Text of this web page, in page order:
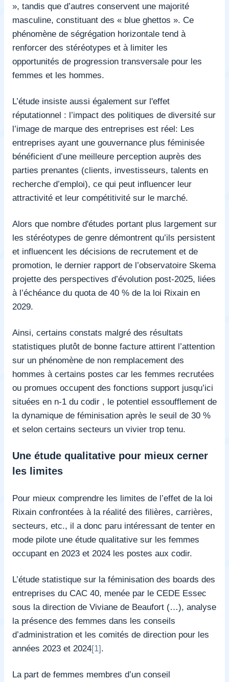
», tandis que d’autres conservent une majorité
masculine, constituant des « blue ghettos ». Ce
phénomène de ségrégation horizontale tend à
renforcer des stéréotypes et à limiter les
opportunités de progression transversale pour les
femmes et les hommes.
L’étude insiste aussi également sur l'effet
réputationnel : l’impact des politiques de diversité sur
l’image de marque des entreprises est réel: Les
entreprises ayant une gouvernance plus féminisée
bénéficient d’une meilleure perception auprès des
parties prenantes (clients, investisseurs, talents en
recherche d’emploi), ce qui peut influencer leur
attractivité et leur compétitivité sur le marché.
Alors que nombre d'études portant plus largement sur
les stéréotypes de genre démontrent qu’ils persistent
et influencent les décisions de recrutement et de
promotion, le dernier rapport de l’observatoire Skema
projette des perspectives d’évolution post-2025, liées
à l’échéance du quota de 40 % de la loi Rixain en
2029.
Ainsi, certains constats malgré des résultats
statistiques plutôt de bonne facture attirent l’attention
sur un phénomène de non remplacement des
hommes à certains postes car les femmes recrutées
ou promues occupent des fonctions support jusqu’ici
situées en n-1 du codir , le potentiel essoufflement de
la dynamique de féminisation après le seuil de 30 %
et selon certains secteurs un vivier trop tenu.
Une étude qualitative pour mieux cerner
les limites
Pour mieux comprendre les limites de l’effet de la loi
Rixain confrontées à la réalité des filières, carrières,
secteurs, etc., il a donc paru intéressant de tenter en
mode pilote une étude qualitative sur les femmes
occupant en 2023 et 2024 les postes aux codir.
L’étude statistique sur la féminisation des boards des
entreprises du CAC 40, menée par le CEDE Essec
sous la direction de Viviane de Beaufort (…), analyse
la présence des femmes dans les conseils
d’administration et les comités de direction pour les
années 2023 et 2024[1].
La part de femmes membres d’un conseil